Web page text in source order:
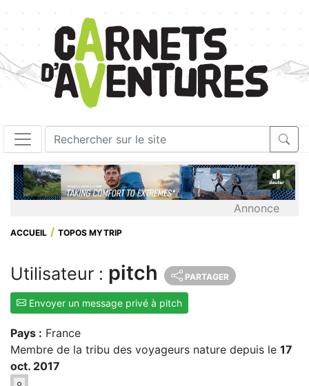
Annonce
ACCUEIL TOPOS MYTRIP
Utilisateur : pitch PARTAGER
Envoyer un message privé à pitch
Pays : France
Membre de la tribu des voyageurs nature depuis le 17
oct. 2017